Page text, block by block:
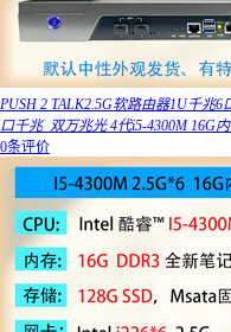
PUSH 2 TALK2.5G软路由器1U千兆
口千兆_双万兆光 4代i5-4300M 16G
0条评价